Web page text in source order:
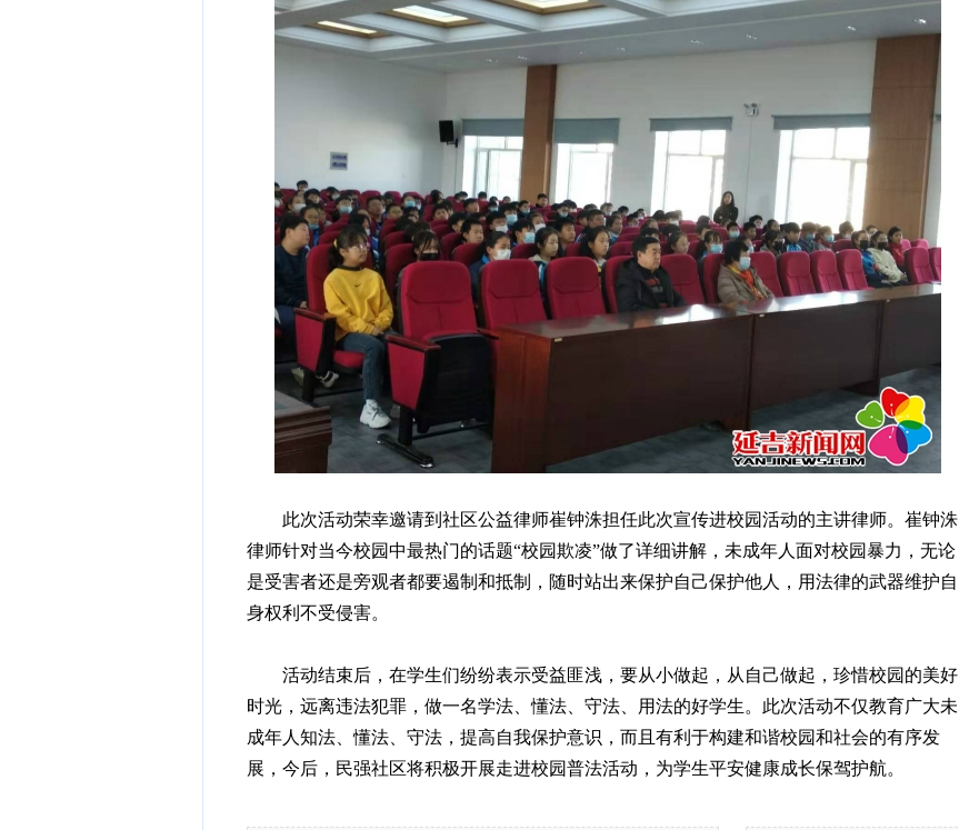
此次活动荣幸邀请到社区公益律师崔钟洙担任此次宣传进校园活动的主讲律师。崔钟洙
律师针对当今校园中最热门的话题“校园欺凌”做了详细讲解，未成年人面对校园暴力，无论
是受害者还是旁观者都要遏制和抵制，随时站出来保护自己保护他人，用法律的武器维护自
身权利不受侵害。
活动结束后，在学生们纷纷表示受益匪浅，要从小做起，从自己做起，珍惜校园的美好
时光，远离违法犯罪，做一名学法、懂法、守法、用法的好学生。此次活动不仅教育广大未
成年人知法、懂法、守法，提高自我保护意识，而且有利于构建和谐校园和社会的有序发
展，今后，民强社区将积极开展走进校园普法活动，为学生平安健康成长保驾护航。